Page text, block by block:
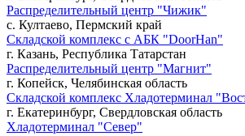
Распределительный центр "Чижик"
с. Култаево, Пермский край
Складской комплекс с АБК "DoorHan"
г. Казань, Республика Татарстан
Распределительный центр "Магнит"
г. Копейск, Челябинская область
Складской комплекс Хладотерминал
г. Екатеринбург, Свердловская область
Хладотерминал "Север"